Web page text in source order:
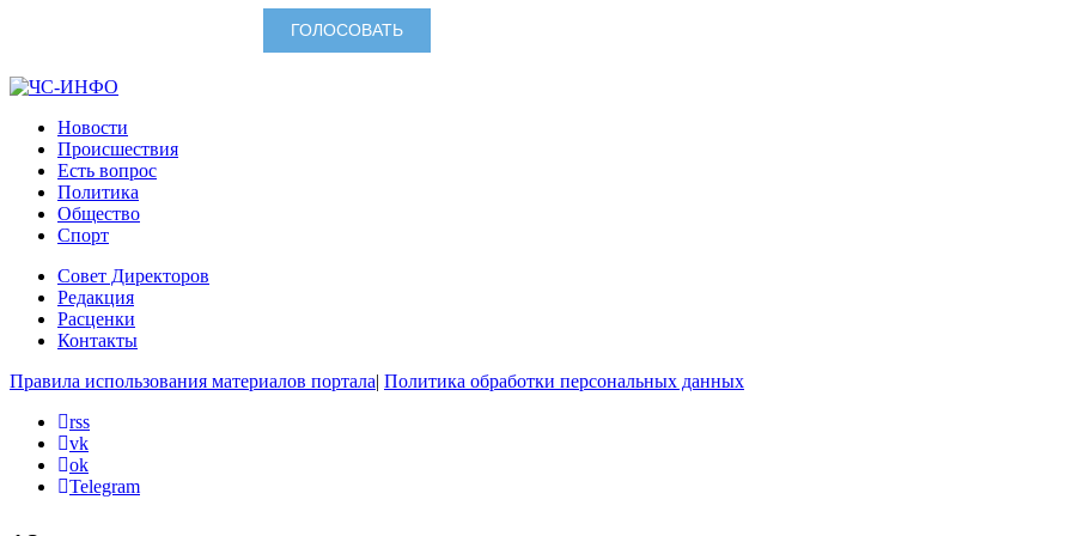
Новости
Происшествия
Есть вопрос
Политика
Общество
Спорт
Совет Директоров
Редакция
Расценки
Контакты
Правила использования материалов портала| Политика обработки персональных данных
rss
vk
ok
Telegram